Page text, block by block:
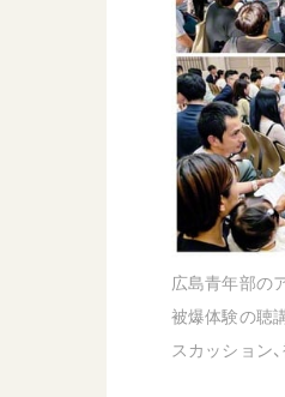
第3代会長・池田大作先生
世界の創価学会
各国ウェブサイト
世界の創価学会の歴史
広島青年部の
被爆体験の聴
スカッション